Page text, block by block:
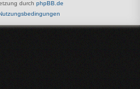
durch phpBB.de